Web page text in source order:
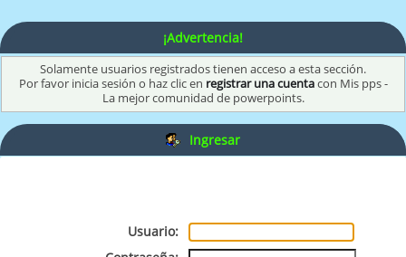
¡Advertencia!
Solamente usuarios registrados tienen acceso a esta sección.
Por favor inicia sesión o haz clic en registrar una cuentacon Mis pps -
La mejor comunidad de powerpoints.
Ingresar
Usuario: